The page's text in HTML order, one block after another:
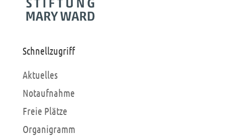
Schnellzugriff
Aktuelles
Notaufnahme
Freie Plätze
Organigramm